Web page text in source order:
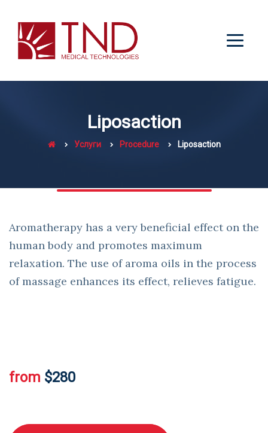
Liposaction
Услуги Procedure Liposaction
Aromatherapy has a very beneficial effect on the
human body and promotes maximum
relaxation. The use of aroma oils in the process
of massage enhances its effect, relieves fatigue.
from $280